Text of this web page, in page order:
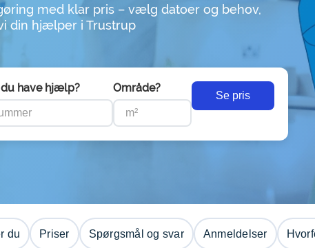
med klar pris – vælg datoer og behov,
din hjælper i Trustrup
have hjælp? Område?
Se pris
du Priser Spørgsmål og svar Anmeldelser